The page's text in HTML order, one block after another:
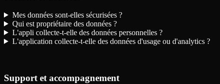
Mes données sont-elles sécurisées ?
Qui est propriétaire des données ?
L'appli collecte-t-elle des données personnelles ?
L'application collecte-t-elle des données d'usage ou d'analytics ?
Support et accompagnement